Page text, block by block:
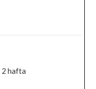
2 hafta